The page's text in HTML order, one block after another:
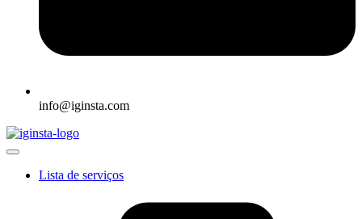
info@iginsta.com
Lista de serviços